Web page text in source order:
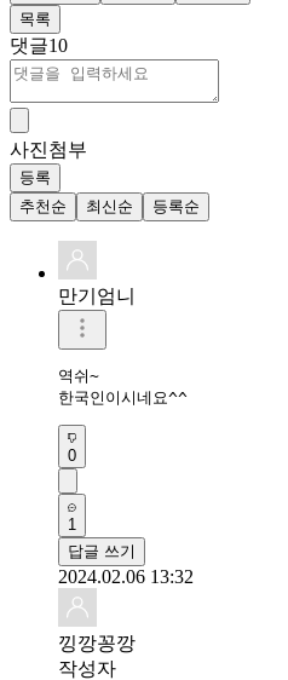
목록
댓글10
사진첨부
등록
추천순
최신순 등록순
만기엄니
역쉬~
한국인이시네요^^
0
1
답글 쓰기
2024.02.06 13:32
낑깡꽁깡
작성자